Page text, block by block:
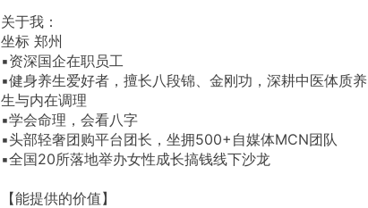
关于我：
坐标 郑州
▪资深国企在职员工
▪健身养生爱好者，擅长八段锦、金刚功，深耕中医体质养
生与内在调理
▪学会命理，会看八字
▪头部轻奢团购平台团长，坐拥500+自媒体MCN团队
▪全国20所落地举办女性成长搞钱线下沙龙
【能提供的价值】